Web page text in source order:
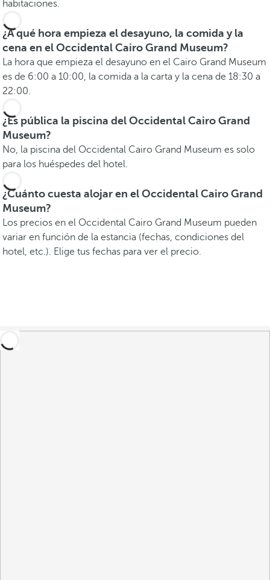
habitaciones.
¿A qué hora empieza el desayuno, la comida y la
cena en el Occidental Cairo Grand Museum?
La hora que empieza el desayuno en el Cairo Grand Museum
es de 6:00 a 10:00, la comida a la carta y la cena de 18:30 a
22:00.
¿Es pública la piscina del Occidental Cairo Grand
Museum?
No, la piscina del Occidental Cairo Grand Museum es solo
para los huéspedes del hotel.
¿Cuánto cuesta alojar en el Occidental Cairo Grand
Museum?
Los precios en el Occidental Cairo Grand Museum pueden
variar en función de la estancia (fechas, condiciones del
hotel, etc.). Elige tus fechas para ver el precio.